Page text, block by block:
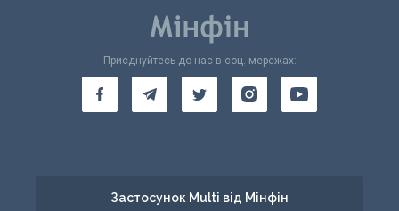
Приєднуйтесь до нас в соц. мережах:
Застосунок Multi від Мінфін